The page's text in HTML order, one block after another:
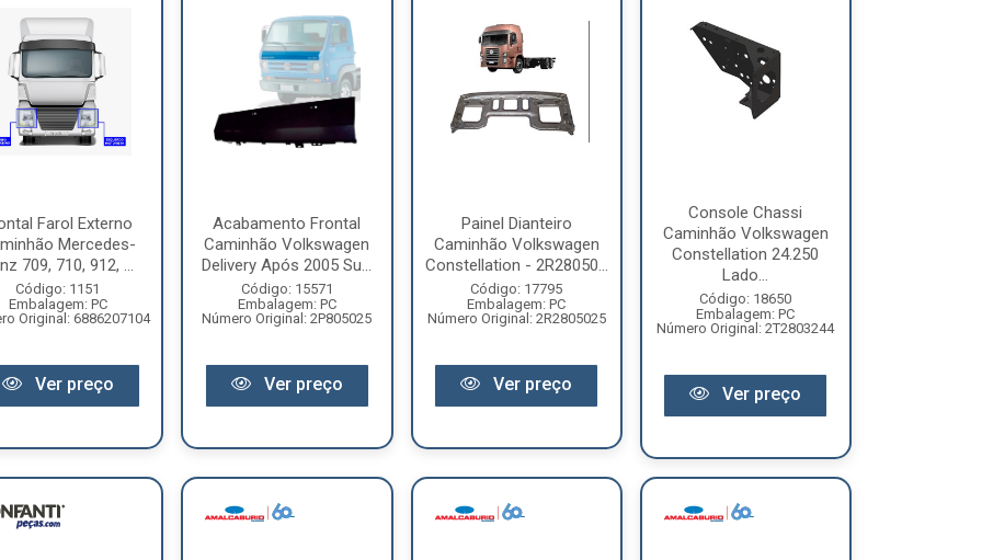
Farol Externo
Mercedes-
709, 710, 912, ...
Código: 1151
Embalagem: PC
Original: 6886207104
Ver preço
Acabamento Frontal
Caminhão Volkswagen
Delivery Após 2005 Su...
Código: 15571
Embalagem: PC
Número Original: 2P805025
Ver preço
Painel Dianteiro
Caminhão Volkswagen
Constellation - 2R28050...
Código: 17795
Embalagem: PC
Número Original: 2R2805025
Ver preço
Console Chassi
Caminhão Volkswagen
Constellation 24.250
Lado...
Código: 18650
Embalagem: PC
Número Original: 2T2803244
Ver preço